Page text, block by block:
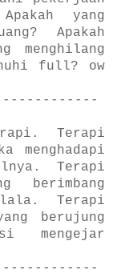
yang
Apakah
menghilang
full? ow
Terapi
menghadapi
Terapi
berimbang
Terapi
berujung
mengejar